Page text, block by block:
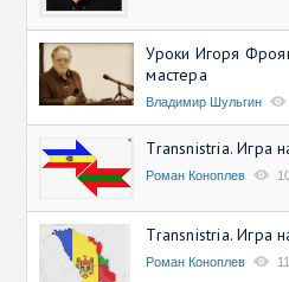
Уроки Игоря
мастера
Владимир Шульгин
Transnistria. Игра
Роман Коноплев
Transnistria. Игра
Роман Коноплев